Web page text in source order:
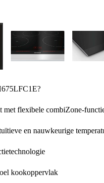
met flexibele combiZone-
en nauwkeurige
kookoppervlak